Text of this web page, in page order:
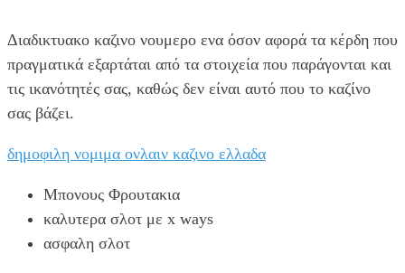
Διαδικτυακο καζινο νουμερο ενα όσον αφορά τα κέρδη που
πραγματικά εξαρτάται από τα στοιχεία που παράγονται και
τις ικανότητές σας, καθώς δεν είναι αυτό που το καζίνο
σας βάζει.
δημοφιλη νομιμα ονλαιν καζινο ελλαδα
Μπονους Φρουτακια
καλυτερα σλοτ με x ways
ασφαλη σλοτ